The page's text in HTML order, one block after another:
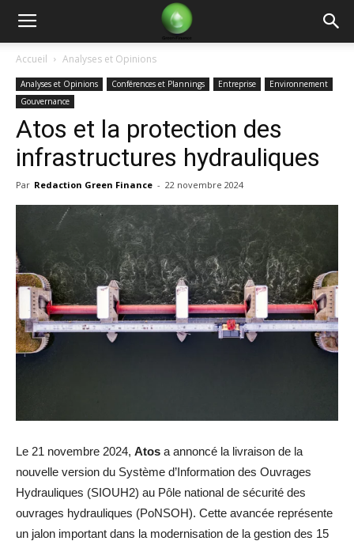
Green
Finance
Accueil Analyses et Opinions
Analyses et Opinions Conférences et Plannings Entreprise
Environnement
Gouvernance
Atos et la protection des
infrastructures hydrauliques
Par Redaction Green Finance - 22 novembre 2024
Le 21 novembre 2024, Atos a annoncé la livraison de la
nouvelle version du Système d’Information des Ouvrages
Hydrauliques (SIOUH2) au Pôle national de sécurité des
ouvrages hydrauliques (PoNSOH). Cette avancée représente
un jalon important dans la modernisation de la gestion des 15